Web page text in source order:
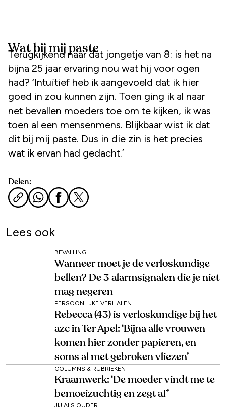
Wat bij mij paste
Terugkijkend naar dat jongetje van 8: is het na
bijna 25 jaar ervaring nou wat hij voor ogen
had? ‘Intuïtief heb ik aangevoeld dat ik hier
goed in zou kunnen zijn. Toen ging ik al naar
net bevallen moeders toe om te kijken, ik was
toen al een mensenmens. Blijkbaar wist ik dat
dit bij mij paste. Dus in die zin is het precies
wat ik ervan had gedacht.’
Delen:
Lees ook
BEVALLING
Wanneer moet je de verloskundige
bellen? De 3 alarmsignalen die je niet
mag negeren
PERSOONLIJKE VERHALEN
Rebecca (43) is verloskundige bij het
azc in Ter Apel: ‘Bijna alle vrouwen
komen hier zonder papieren, en
soms al met gebroken vliezen’
COLUMNS & RUBRIEKEN
Kraamwerk: ‘De moeder vindt me te
bemoeizuchtig en zegt af’
JIJ ALS OUDER